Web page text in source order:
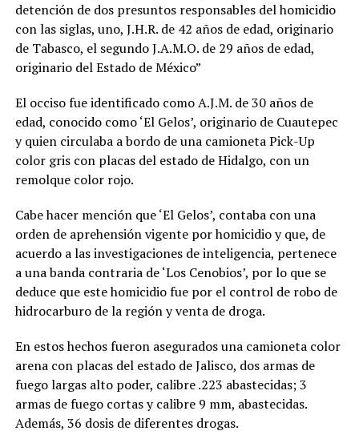
detención de dos presuntos responsables del homicidio
con las siglas, uno, J.H.R. de 42 años de edad, originario
de Tabasco, el segundo J.A.M.O. de 29 años de edad,
originario del Estado de México”
El occiso fue identificado como A.J.M. de 30 años de
edad, conocido como ‘El Gelos’, originario de Cuautepec
y quien circulaba a bordo de una camioneta Pick-Up
color gris con placas del estado de Hidalgo, con un
remolque color rojo.
Cabe hacer mención que ‘El Gelos’, contaba con una
orden de aprehensión vigente por homicidio y que, de
acuerdo a las investigaciones de inteligencia, pertenece
a una banda contraria de ‘Los Cenobios’, por lo que se
deduce que este homicidio fue por el control de robo de
hidrocarburo de la región y venta de droga.
En estos hechos fueron asegurados una camioneta color
arena con placas del estado de Jalisco, dos armas de
fuego largas alto poder, calibre .223 abastecidas; 3
armas de fuego cortas y calibre 9 mm, abastecidas.
Además, 36 dosis de diferentes drogas.